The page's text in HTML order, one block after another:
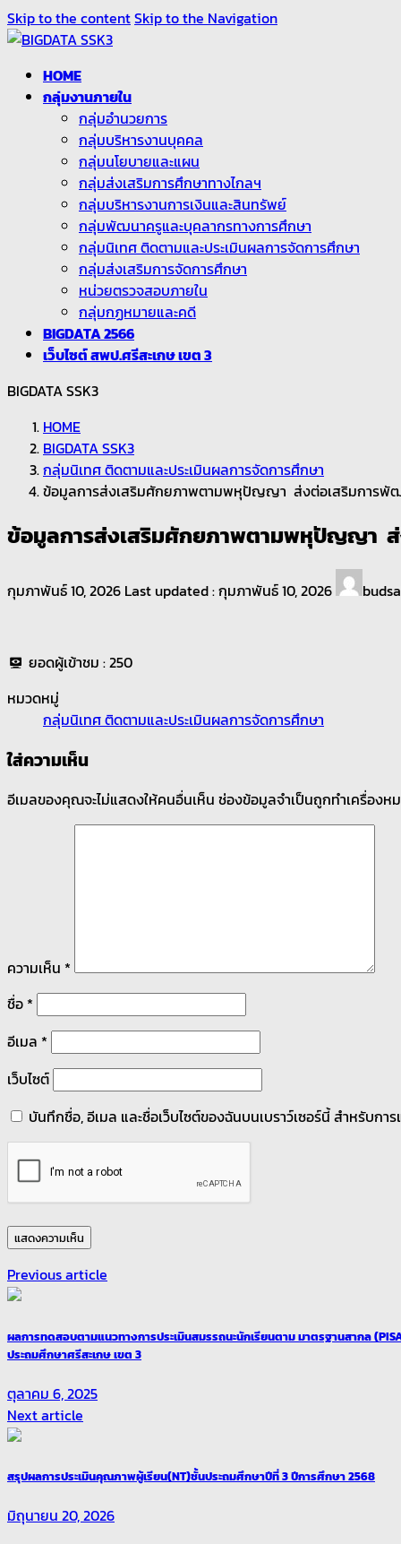
Skip to the contentSkip to the Navigation
HOME
กลุ่มงานภายใน
กลุ่มอำนวยการ
กลุ่มบริหารงานบุคคล
กลุ่มนโยบายและแผน
กลุ่มส่งเสริมการศึกษาทางไกลฯ
กลุ่มบริหารงานการเงินและสินทรัพย์
กลุ่มพัฒนาครูและบุคลากรทางการศึกษา
กลุ่มนิเทศ ติดตามและประเมินผลการจัดการศึกษา
กลุ่มส่งเสริมการจัดการศึกษา
หน่วยตรวจสอบภายใน
กลุ่มกฏหมายและคดี
BIGDATA 2566
เว็บไซต์ สพป.ศรีสะเกษ เขต 3
BIGDATA SSK3
HOME
BIGDATA SSK3
กลุ่มนิเทศ ติดตามและประเมินผลการจัดการศึกษา
ข้อมูลการส่งเสริมศักยภาพตามพหุปัญญา ส่งต่อเสริมการ
ข้อมูลการส่งเสริมศักยภาพตามพหุปัญญา
กุมภาพันธ์ 10, 2026 Last updated :กุมภาพันธ์ 10, 2026
ยอดผู้เข้าชม :250
หมวดหมู่
กลุ่มนิเทศ ติดตามและประเมินผลการจัดการศึกษา
ใส่ความเห็น
อีเมลของคุณจะไม่แสดงให้คนอื่นเห็น ช่องข้อมูลจำเป็นถูกทำเครื่องห
ความเห็น *
ชื่อ *
อีเมล *
เว็บไซต์
บันทึกชื่อ, อีเมล และชื่อเว็บไซต์ของฉันบนเบราว์เซอร์นี้ สำหรับกา
Previous article
ผลการทดสอบตามแนวทางการประเมินสมรรถนะนักเรียนตาม มาตรฐานสากล
ประถมศึกษาศรีสะเกษ เขต 3
ตุลาคม 6, 2025
Next article
สรุปผลการประเมินคุณภาพผู้เรียน(NT)ชั้นประถมศึกษาปีที่ 3 ปีการศึกษา 2568
มิถุนายน 20, 2026